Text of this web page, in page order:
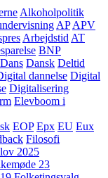
Alkoholpolitik
AP APV
Arbejdstid AT
BNP
Dans Dansk Deltid
dannelse Digital
Digitalisering
Elevboom i
EOP Epx EU Eux
Filosofi
2025
23